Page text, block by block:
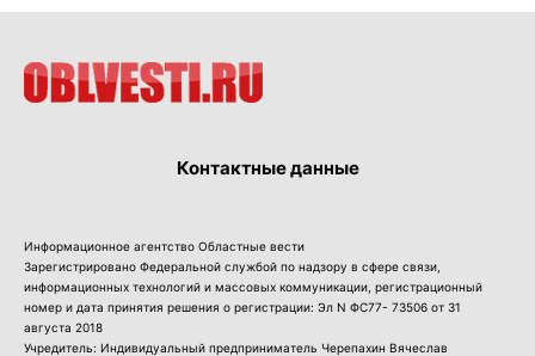
Контактные данные
Информационное агентство Областные вести
Зарегистрировано Федеральной службой по надзору в сфере связи,
информационных технологий и массовых коммуникации, регистрационный
номер и дата принятия решения о регистрации: Эл N ФС77- 73506 от 31
августа 2018
Учредитель: Индивидуальный предприниматель Черепахин Вячеслав